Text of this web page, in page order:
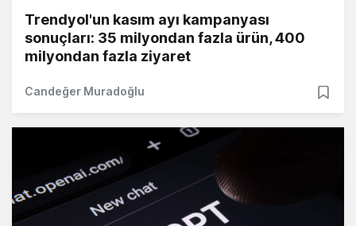
Trendyol'un kasım ayı kampanyası
sonuçları: 35 milyondan fazla ürün, 400
milyondan fazla ziyaret
Candeğer Muradoğlu